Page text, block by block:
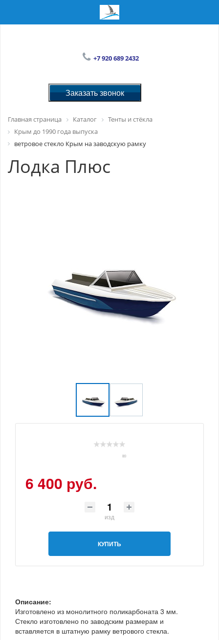
+7 920 689 2432
Заказать звонок
Главная страница Каталог
Тенты и стёкла
Крым до 1990 года выпуска
ветровое стекло Крым на заводскую рамку
Лодка Плюс
(0)
6 400 руб.
изд
КУПИТЬ
Описание:
Изготовлено из монолитного поликарбоната 3 мм.
Стекло изготовлено по заводским размерам и
вставляется в штатную рамку ветрового стекла.